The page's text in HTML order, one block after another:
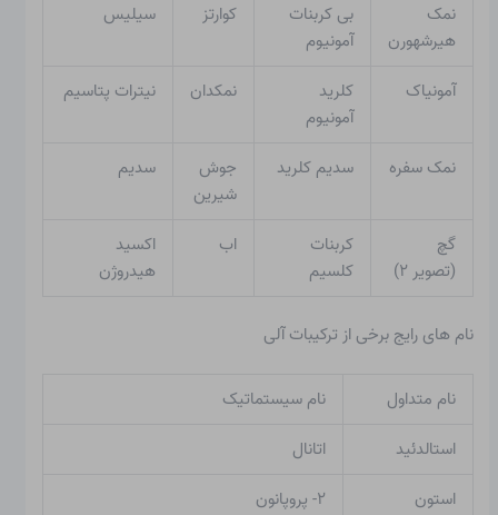
نمک
هیرشهورن
بی کربنات
آمونیوم
کوارتز سیلیس
آمونیاک
کلرید
آمونیوم
نمکدان نیترات پتاسیم
نمک سفره سدیم کلرید
جوش
شیرین
سدیم
گچ
(تصویر ۲)
کربنات
کلسیم
اب
اکسید
هیدروژن
نام های رایج برخی از ترکیبات آلی
نام متداول
نام سیستماتیک
استالدئید
اتانال
استون
۲- پروپانون